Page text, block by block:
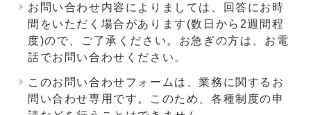
お問い合わせ内容によりましては、回答にお時
間をいただく場合があります(数日から2週間程
度)ので、ご了承ください。お急ぎの方は、お電
話でお問い合わせください。
このお問い合わせフォームは、業務に関するお
問い合わせ専用です。このため、各種制度の申